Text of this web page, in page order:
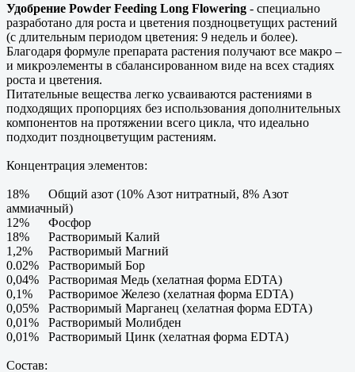
Удобрение Powder Feeding Long Flowering - специально
разработано для роста и цветения поздноцветущих растений
(с длительным периодом цветения: 9 недель и более).
Благодаря формуле препарата растения получают все макро –
и микроэлементы в сбалансированном виде на всех стадиях
роста и цветения.
Питательные вещества легко усваиваются растениями в
подходящих пропорциях без использования дополнительных
компонентов на протяжении всего цикла, что идеально
подходит поздноцветущим растениям.
Концентрация элементов:
18% Общий азот (10% Азот нитратный, 8% Азот
аммиачный)
12% Фосфор
18% Растворимый Калий
1,2% Растворимый Магний
0.02% Растворимый Бор
0,04% Растворимая Медь (хелатная форма EDTA)
0,1% Растворимое Железо (хелатная форма EDTA)
0,05% Растворимый Марганец (хелатная форма EDTA)
0,01% Растворимый Молибден
0,01% Растворимый Цинк (хелатная форма EDTA)
Состав: